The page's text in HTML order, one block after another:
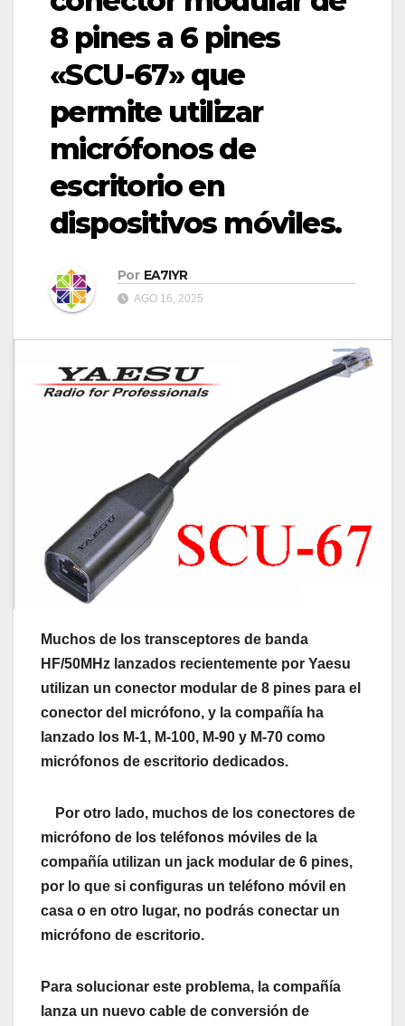
8 pines a 6 pines
«SCU-67» que
permite utilizar
micrófonos de
escritorio en
dispositivos móviles.
Por EA7IYR
AGO 16, 2025
Muchos de los transceptores de banda
HF/50MHz lanzados recientemente por Yaesu
utilizan un conector modular de 8 pines para el
conector del micrófono, y la compañía ha
lanzado los M-1, M-100, M-90 y M-70 como
micrófonos de escritorio dedicados.
Por otro lado, muchos de los conectores de
micrófono de los teléfonos móviles de la
compañía utilizan un jack modular de 6 pines,
por lo que si configuras un teléfono móvil en
casa o en otro lugar, no podrás conectar un
micrófono de escritorio.
Para solucionar este problema, la compañía
lanza un nuevo cable de conversión de